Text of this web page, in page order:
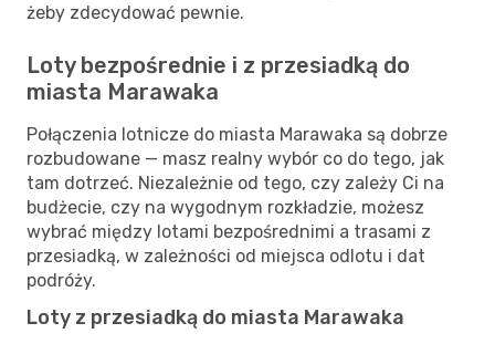
żeby zdecydować pewnie.
Loty bezpośrednie i z przesiadką do
miasta Marawaka
Połączenia lotnicze do miasta Marawaka są dobrze
rozbudowane — masz realny wybór co do tego, jak
tam dotrzeć. Niezależnie od tego, czy zależy Ci na
budżecie, czy na wygodnym rozkładzie, możesz
wybrać między lotami bezpośrednimi a trasami z
przesiadką, w zależności od miejsca odlotu i dat
podróży.
Loty z przesiadką do miasta Marawaka